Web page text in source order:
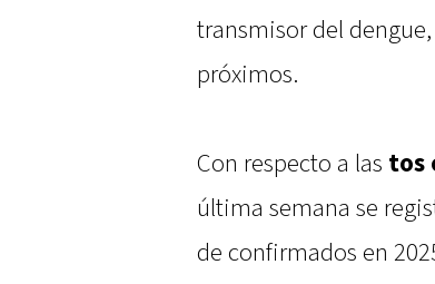
transmisor del
próximos.
Con respecto a las tos
última semana se
de confirmados en